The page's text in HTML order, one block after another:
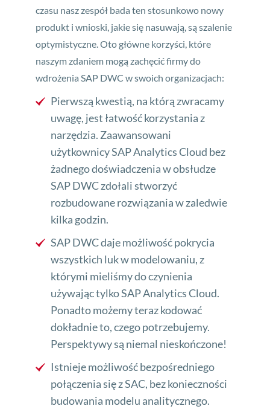
czasu nasz zespół bada ten stosunkowo nowy
produkt i wnioski, jakie się nasuwają, są szalenie
optymistyczne. Oto główne korzyści, które
naszym zdaniem mogą zachęcić firmy do
wdrożenia SAP DWC w swoich organizacjach:
Pierwszą kwestią, na którą zwracamy
uwagę, jest łatwość korzystania z
narzędzia. Zaawansowani
użytkownicy SAP Analytics Cloud bez
żadnego doświadczenia w obsłudze
SAP DWC zdołali stworzyć
rozbudowane rozwiązania w zaledwie
kilka godzin.
SAP DWC daje możliwość pokrycia
wszystkich luk w modelowaniu, z
którymi mieliśmy do czynienia
używając tylko SAP Analytics Cloud.
Ponadto możemy teraz kodować
dokładnie to, czego potrzebujemy.
Perspektywy są niemal nieskończone!
Istnieje możliwość bezpośredniego
połączenia się z SAC, bez konieczności
budowania modelu analitycznego.